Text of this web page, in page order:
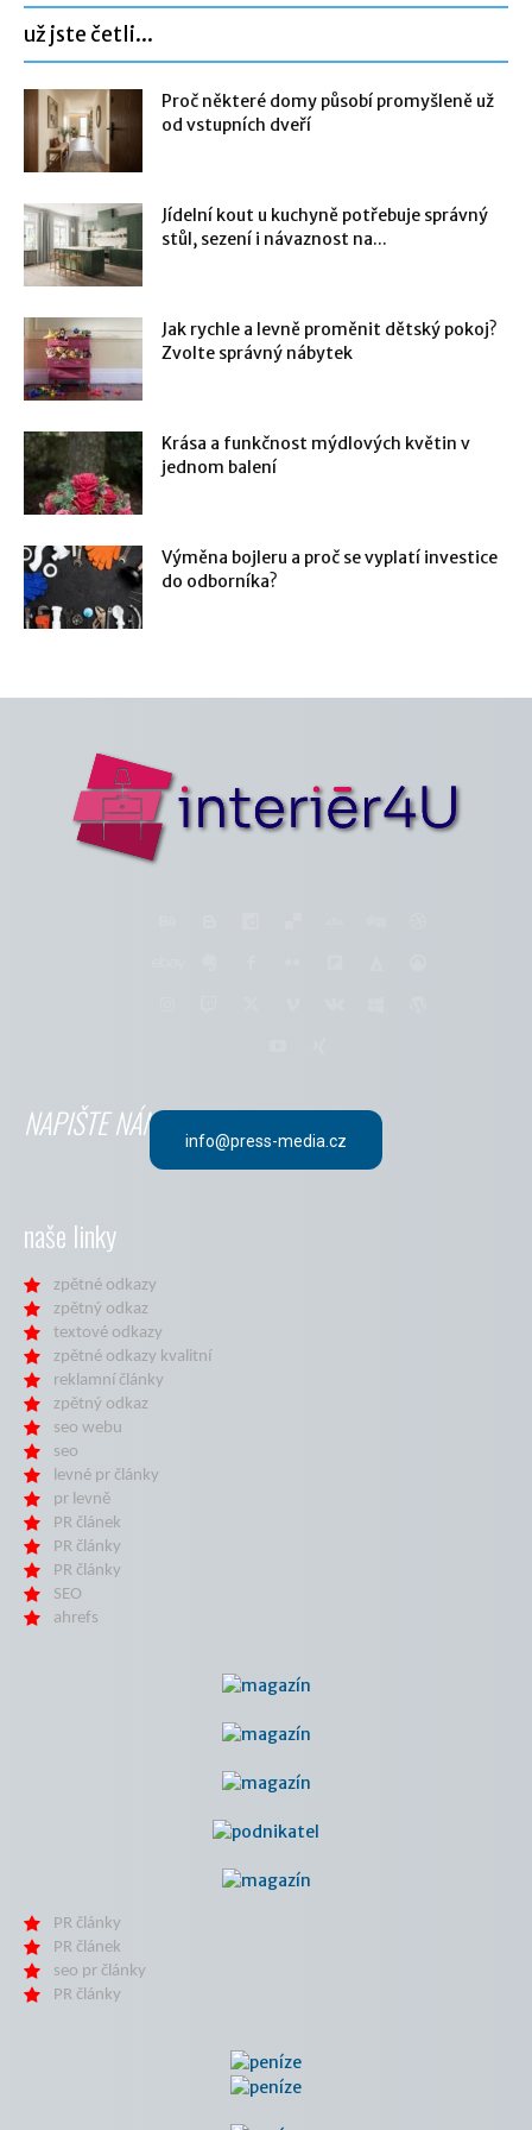
už jste četli...
Proč některé domy působí promyšleně už
od vstupních dveří
Jídelní kout u kuchyně potřebuje správný
stůl, sezení i návaznost na...
Jak rychle a levně proměnit dětský pokoj?
Zvolte správný nábytek
Krása a funkčnost mýdlových květin v
jednom balení
Výměna bojleru a proč se vyplatí investice
do odborníka?
NAPIŠTE NÁM info@press-media.cz
naše linky
zpětné odkazy
zpětný odkaz
textové odkazy
zpětné odkazy kvalitní
reklamní články
zpětný odkaz
seo webu
seo
levné pr články
pr levně
PR článek
PR články
PR články
SEO
ahrefs
PR články
PR článek
seo pr články
PR články